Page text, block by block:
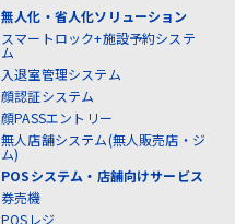
無人化・省人化ソリューション
スマートロック+施設予約システ
ム
入退室管理システム
顔認証システム
顔PASSエントリー
無人店舗システム(無人販売店・ジ
ム)
POSシステム・店舗向けサービス
券売機
POSレジ